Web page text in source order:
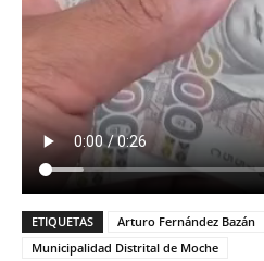
ETIQUETAS Arturo Fernández Bazán
Municipalidad Distrital de Moche